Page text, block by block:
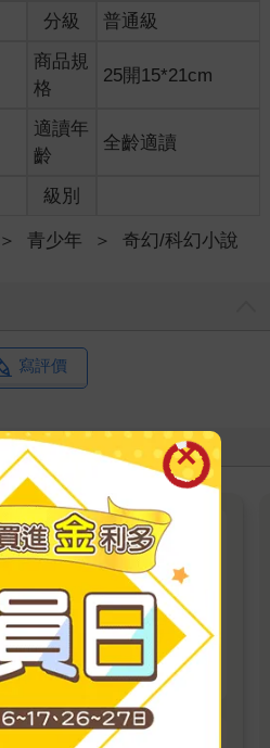
分級 普通級
商品規
格
25開15*21cm
適讀年
齡
全齡適讀
級別
＞ 青少年 ＞ 奇幻/科幻小說
寫評價
」深度閱讀
禮物 送給總是先照顧別
更多